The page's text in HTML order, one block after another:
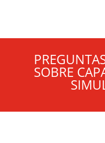
SOBRE